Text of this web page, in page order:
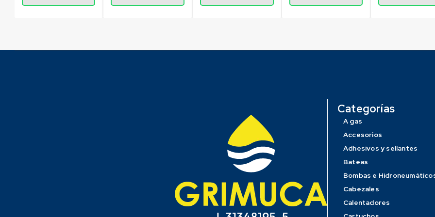
Categorías
A gas
Accesorios
Adhesivos y sellantes
Bateas
Bombas e
Cabezales
Calentadores